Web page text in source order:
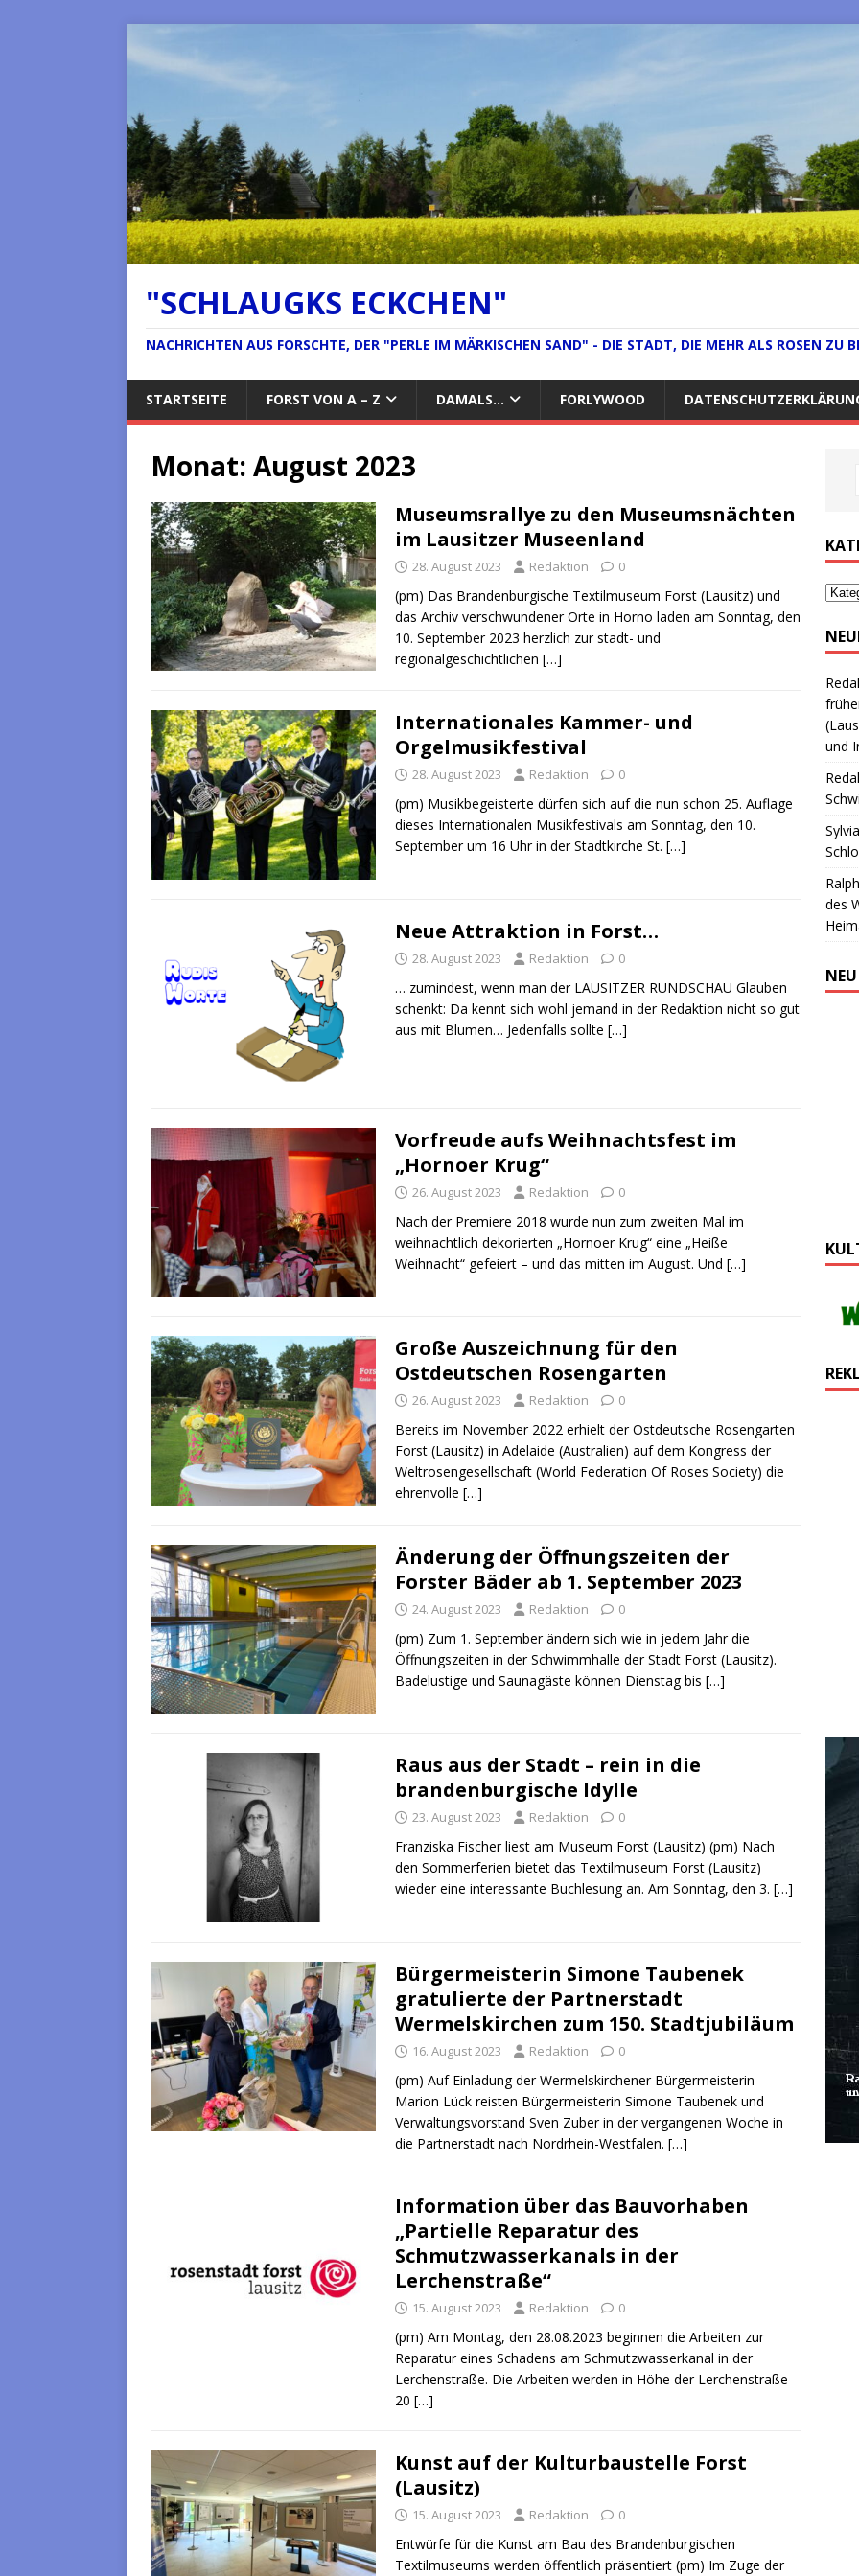
"SCHLAUGKS ECKCHEN"
NACHRICHTEN AUS FORSCHTE, DER "PERLE IM MÄRKISCHEN SAND" - DIE STADT, DIE MEHR ALS ROSEN ZU
STARTSEITE FORST VON A – Z DAMALS… FORLYWOOD
Monat: August 2023
Museumsrallye zu den Museumsnächten
im Lausitzer Museenland
28. August 2023 Redaktion 0
(pm) Das Brandenburgische Textilmuseum Forst (Lausitz) und
das Archiv verschwundener Orte in Horno laden am Sonntag, den
10. September 2023 herzlich zur stadt- und
regionalgeschichtlichen […]
Internationales Kammer- und
Orgelmusikfestival
28. August 2023 Redaktion 0
(pm) Musikbegeisterte dürfen sich auf die nun schon 25. Auflage
dieses Internationalen Musikfestivals am Sonntag, den 10.
September um 16 Uhr in der Stadtkirche St. […]
Neue Attraktion in Forst…
28. August 2023 Redaktion 0
… zumindest, wenn man der LAUSITZER RUNDSCHAU Glauben
schenkt: Da kennt sich wohl jemand in der Redaktion nicht so gut
aus mit Blumen… Jedenfalls sollte […]
Vorfreude aufs Weihnachtsfest im
„Hornoer Krug“
26. August 2023 Redaktion 0
Nach der Premiere 2018 wurde nun zum zweiten Mal im
weihnachtlich dekorierten „Hornoer Krug“ eine „Heiße
Weihnacht“ gefeiert – und das mitten im August. Und […]
Große Auszeichnung für den
Ostdeutschen Rosengarten
26. August 2023 Redaktion 0
Bereits im November 2022 erhielt der Ostdeutsche Rosengarten
Forst (Lausitz) in Adelaide (Australien) auf dem Kongress der
Weltrosengesellschaft (World Federation Of Roses Society) die
ehrenvolle […]
Änderung der Öffnungszeiten der
Forster Bäder ab 1. September 2023
24. August 2023 Redaktion 0
(pm) Zum 1. September ändern sich wie in jedem Jahr die
Öffnungszeiten in der Schwimmhalle der Stadt Forst (Lausitz).
Badelustige und Saunagäste können Dienstag bis […]
Raus aus der Stadt – rein in die
brandenburgische Idylle
23. August 2023 Redaktion 0
Franziska Fischer liest am Museum Forst (Lausitz) (pm) Nach
den Sommerferien bietet das Textilmuseum Forst (Lausitz)
wieder eine interessante Buchlesung an. Am Sonntag, den 3. […]
Bürgermeisterin Simone Taubenek
gratulierte der Partnerstadt
Wermelskirchen zum 150. Stadtjubiläum
16. August 2023 Redaktion 0
(pm) Auf Einladung der Wermelskirchener Bürgermeisterin
Marion Lück reisten Bürgermeisterin Simone Taubenek und
Verwaltungsvorstand Sven Zuber in der vergangenen Woche in
die Partnerstadt nach Nordrhein-Westfalen. […]
Information über das Bauvorhaben
„Partielle Reparatur des
Schmutzwasserkanals in der
Lerchenstraße“
15. August 2023 Redaktion 0
(pm) Am Montag, den 28.08.2023 beginnen die Arbeiten zur
Reparatur eines Schadens am Schmutzwasserkanal in der
Lerchenstraße. Die Arbeiten werden in Höhe der Lerchenstraße
20 […]
Kunst auf der Kulturbaustelle Forst
(Lausitz)
15. August 2023 Redaktion 0
Entwürfe für die Kunst am Bau des Brandenburgischen
Textilmuseums werden öffentlich präsentiert (pm) Im Zuge der
und
Sylvia
des